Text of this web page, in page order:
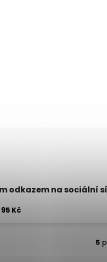
odkazem na sociální
95 Kč
5